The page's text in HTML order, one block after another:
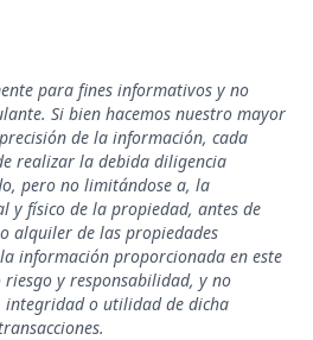
para fines informativos y no
Si bien hacemos nuestro mayor
de la información, cada
realizar la debida diligencia
pero no limitándose a, la
y físico de la propiedad, antes de
alquiler de las propiedades
información proporcionada en este
y responsabilidad, y no
o utilidad de dicha